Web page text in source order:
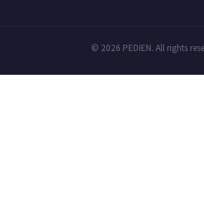
© 2026 PEDIEN. All rights